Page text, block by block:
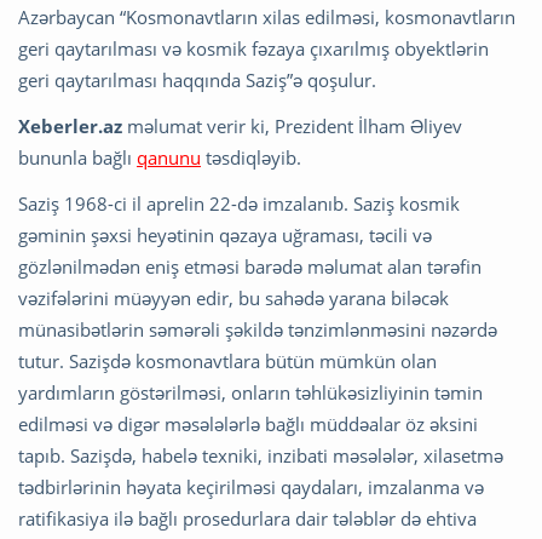
Azərbaycan “Kosmonavtların xilas edilməsi, kosmonavtların
geri qaytarılması və kosmik fəzaya çıxarılmış obyektlərin
geri qaytarılması haqqında Saziş”ə qoşulur.
Xeberler.az məlumat verir ki, Prezident İlham Əliyev
bununla bağlı qanunu təsdiqləyib.
Saziş 1968-ci il aprelin 22-də imzalanıb. Saziş kosmik
gəminin şəxsi heyətinin qəzaya uğraması, təcili və
gözlənilmədən eniş etməsi barədə məlumat alan tərəfin
vəzifələrini müəyyən edir, bu sahədə yarana biləcək
münasibətlərin səmərəli şəkildə tənzimlənməsini nəzərdə
tutur. Sazişdə kosmonavtlara bütün mümkün olan
yardımların göstərilməsi, onların təhlükəsizliyinin təmin
edilməsi və digər məsələlərlə bağlı müddəalar öz əksini
tapıb. Sazişdə, habelə texniki, inzibati məsələlər, xilasetmə
tədbirlərinin həyata keçirilməsi qaydaları, imzalanma və
ratifikasiya ilə bağlı prosedurlara dair tələblər də ehtiva